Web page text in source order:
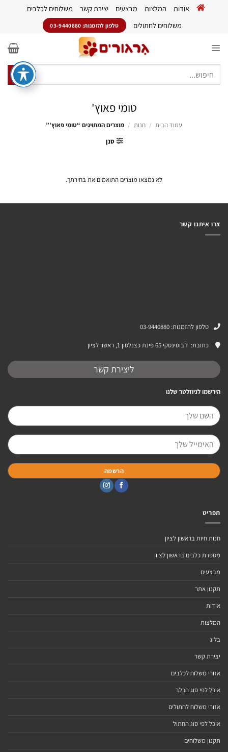
אודות המלצות מבצעים יצירת קשר
משלוחים לכלבים
משלוחים לחתולים
טלפון להזמנות: 03-9440880
טומי פאוץ'
עמוד הבית / חנות / מוצרים המתויגים “טומי פאוץ'”
סנן
לא נמצאו מוצרים התואמים את בחירתך.
צרו איתנו קשר
טלפון להזמנות: 03-9440880
כתובת: ז’בוטינסקי 65 פינת כצנלסון 1, ראשון לציון
ליצירת קשר
הירשמו לניוזלטר שלנו
תפריט
חנות חיות בראשון לציון
מספרת כלבים בראשון לציון
מבצעים
תקנון אתר
אודות
המלצות
בלוג
יצירת קשר
אזורי משלוח לכלבים
אוכל לפי סוג הכלב
אזורי משלוח לחתולים
אוכל לפי סוג החתול
תקנון משלוחים